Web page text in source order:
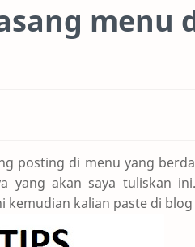
menu
posting di menu yang
yang akan saya tuliskan
kalian paste di